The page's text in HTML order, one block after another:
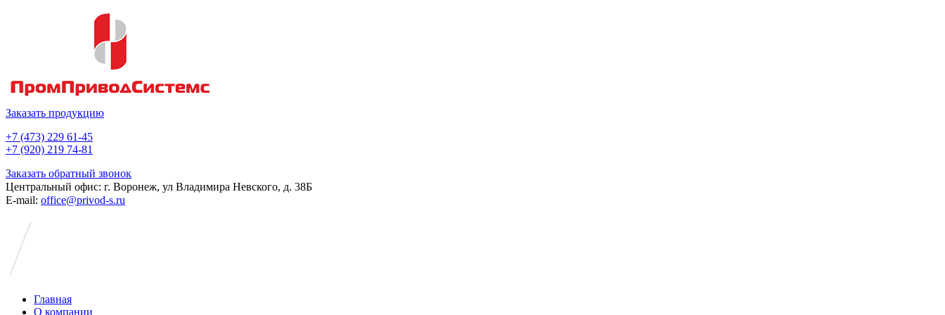
Заказать продукцию
+7 (473) 229 61-45
+7 (920) 219 74-81
Заказать обратный звонок
Центральный офис: г. Воронеж, ул Владимира Невского, д. 38Б
E-mail: office@privod-s.ru
Главная
О компании